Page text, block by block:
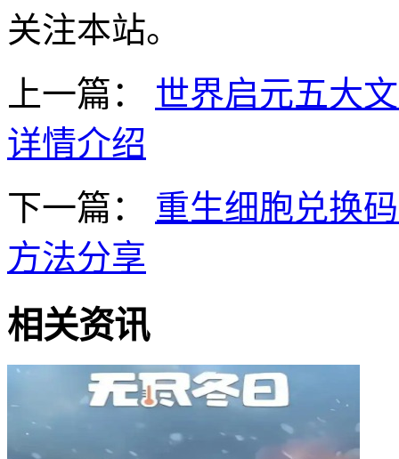
关注本站。
上一篇：
世界启元五大
详情介绍
下一篇：
重生细胞兑换
方法分享
相关资讯